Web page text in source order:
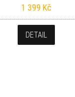
1 399 Kč
DETAIL